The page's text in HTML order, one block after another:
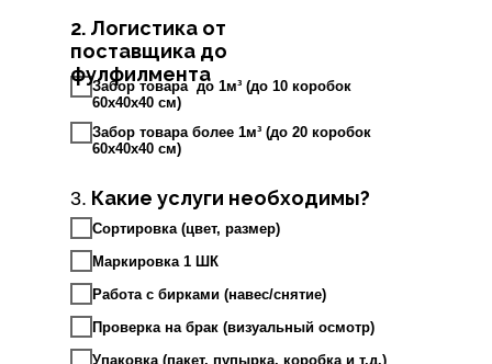
Забор товара до 1м³ (до 10 коробок
60х40х40 см)
Забор товара более 1м³ (до 20 коробок
60х40х40 см)
Сортировка (цвет, размер)
Маркировка 1 ШК
Работа с бирками (навес/снятие)
Проверка на брак (визуальный осмотр)
Упаковка (пакет, пупырка, коробка и т.д.)
2. Логистика от
поставщика до
фулфилмента
3. Какие услуги необходимы?